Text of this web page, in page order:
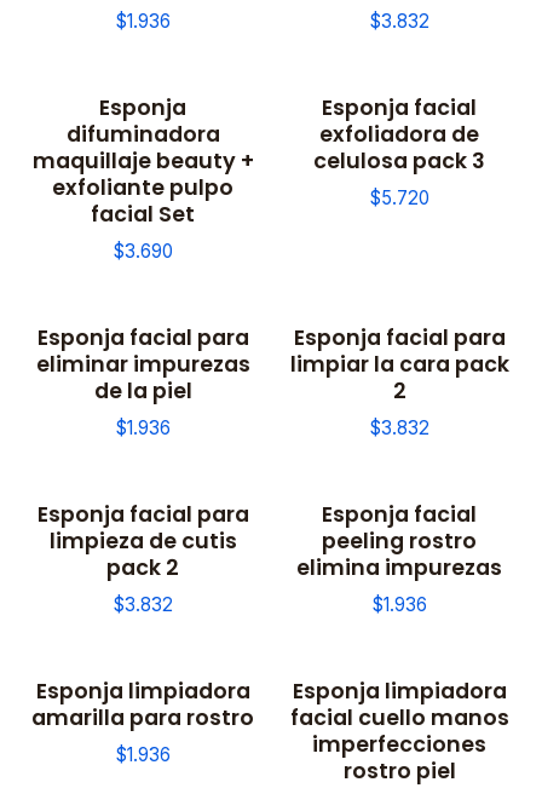
$1.936 $3.832
Esponja
difuminadora
maquillaje beauty +
exfoliante pulpo
facial Set
$3.690
Esponja facial
exfoliadora de
celulosa pack 3
$5.720
Esponja facial para
eliminar impurezas
de la piel
$1.936
Esponja facial para
limpiar la cara pack
2
$3.832
Esponja facial para
limpieza de cutis
pack 2
$3.832
Esponja facial
peeling rostro
elimina impurezas
$1.936
Esponja limpiadora
amarilla para rostro
$1.936
Esponja limpiadora
facial cuello manos
imperfecciones
rostro piel